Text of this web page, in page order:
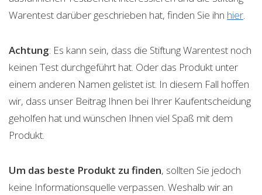
Warentest darüber geschrieben hat, finden Sie ihn hier.
Achtung: Es kann sein, dass die Stiftung Warentest noch
keinen Test durchgeführt hat. Oder das Produkt unter
einem anderen Namen gelistet ist. In diesem Fall hoffen
wir, dass unser Beitrag Ihnen bei Ihrer Kaufentscheidung
geholfen hat und wünschen Ihnen viel Spaß mit dem
Produkt.
Um das beste Produkt zu finden, sollten Sie jedoch
keine Informationsquelle verpassen. Weshalb wir an